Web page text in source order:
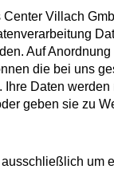
Villach
Auf
die bei uns
Daten
geben sie zu
um